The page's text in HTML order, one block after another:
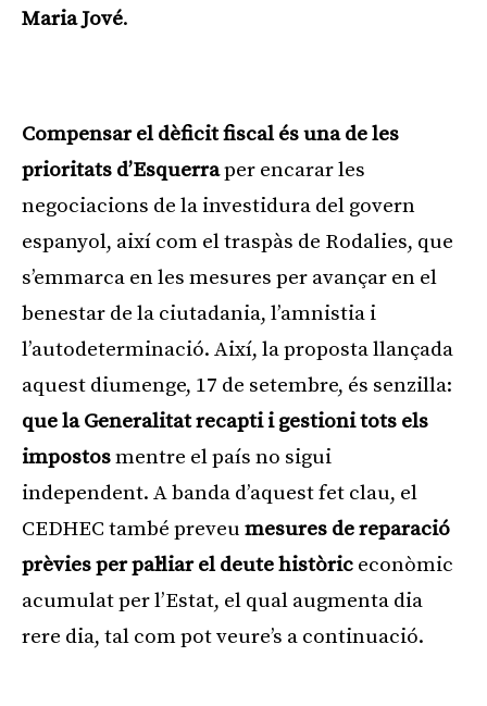
Maria Jové.
Compensar el dèficit fiscal és una de les
prioritats d’Esquerraper encarar les
negociacions de la investidura del govern
espanyol, així com el traspàs de Rodalies, que
s’emmarca en les mesures per avançar en el
benestar de la ciutadania, l’amnistia i
l’autodeterminació. Així, la proposta llançada
aquest diumenge, 17 de setembre, és senzilla:
que la Generalitat recapti i gestioni tots els
impostosmentre el país no sigui
independent. A banda d’aquest fet clau, el
CEDHEC també preveu mesures de reparació
prèvies per pal·liar el deute històric econòmic
acumulat per l’Estat, el qual augmenta dia
rere dia, tal com pot veure’s a continuació.